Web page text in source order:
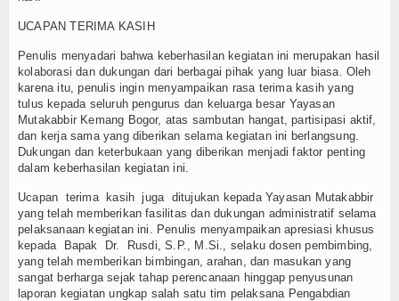
UCAPAN TERIMA KASIH
Penulis menyadari bahwa keberhasilan kegiatan ini merupakan hasil
kolaborasi dan dukungan dari berbagai pihak yang luar biasa. Oleh
karena itu, penulis ingin menyampaikan rasa terima kasih yang
tulus kepada seluruh pengurus dan keluarga besar Yayasan
Mutakabbir Kemang Bogor, atas sambutan hangat, partisipasi aktif,
dan kerja sama yang diberikan selama kegiatan ini berlangsung.
Dukungan dan keterbukaan yang diberikan menjadi faktor penting
dalam keberhasilan kegiatan ini.
Ucapan terima kasih juga ditujukan kepada Yayasan Mutakabbir
yang telah memberikan fasilitas dan dukungan administratif selama
pelaksanaan kegiatan ini. Penulis menyampaikan apresiasi khusus
kepada Bapak Dr. Rusdi, S.P., M.Si., selaku dosen pembimbing,
yang telah memberikan bimbingan, arahan, dan masukan yang
sangat berharga sejak tahap perencanaan hinggap penyusunan
laporan kegiatan ungkap salah satu tim pelaksana Pengabdian